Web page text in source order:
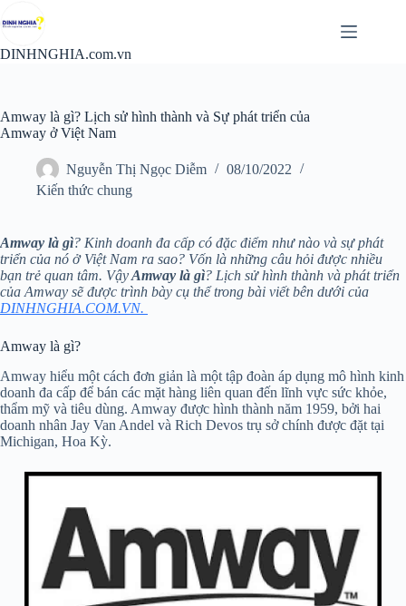
đến
nội
DINHNGHIA.com.vn
Amway là gì? Lịch sử hình thành và Sự phát triển của
Amway ở Việt Nam
Nguyễn Thị Ngọc Diễm
08/10/2022
Kiến thức chung
Amway là gì? Kinh doanh đa cấp có đặc điểm như nào và sự phát
triển của nó ở Việt Nam ra sao? Vốn là những câu hỏi được nhiều
bạn trẻ quan tâm. VậyAmway là gì? Lịch sử hình thành và phát triển
của Amway sẽ được trình bày cụ thể trong bài viết bên dưới của
DINHNGHIA.COM.VN.
Amway là gì?
Amway hiểu một cách đơn giản là một tập đoàn áp dụng mô hình kinh
doanh đa cấp để bán các mặt hàng liên quan đến lĩnh vực sức khỏe,
thẩm mỹ và tiêu dùng. Amway được hình thành năm 1959, bởi hai
doanh nhân Jay Van Andel và Rich Devos trụ sở chính được đặt tại
Michigan, Hoa Kỳ.